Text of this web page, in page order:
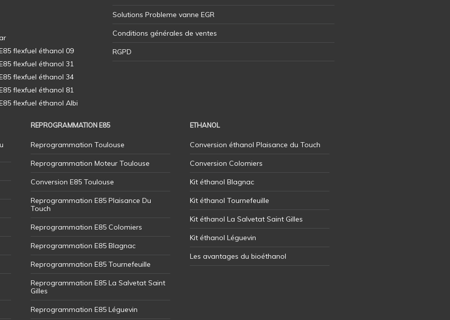
Solutions Probleme vanne EGR
Conditions générales de ventes
RGPD
REPROGRAMMATION E85
Reprogrammation Toulouse
Reprogrammation Moteur Toulouse
Conversion E85 Toulouse
Reprogrammation E85 Plaisance Du
Touch
Reprogrammation E85 Colomiers
Reprogrammation E85 Blagnac
Reprogrammation E85 Tournefeuille
Reprogrammation E85 La Salvetat Saint
Gilles
Reprogrammation E85 Léguevin
ETHANOL
Conversion éthanol Plaisance du Touch
Conversion Colomiers
Kit éthanol Blagnac
Kit éthanol Tournefeuille
Kit éthanol La Salvetat Saint Gilles
Kit éthanol Léguevin
Les avantages du bioéthanol
flexfuel éthanol 09
flexfuel éthanol 31
flexfuel éthanol 34
flexfuel éthanol 81
flexfuel éthanol Albi